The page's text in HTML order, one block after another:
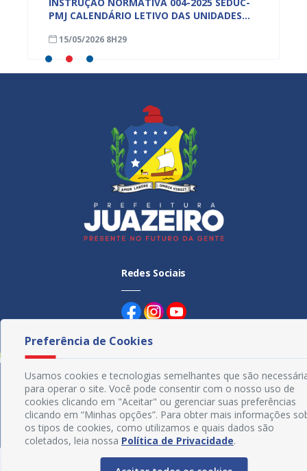
PMJ CALENDÁRIO LETIVO DAS UNIDADES
15/05/2026 8H29
Redes Sociais
© Copyright 2018 - 2021 Prefeitura Municipal de Juazeiro -
BA | Desenvolvido porSOGOTecnologia
Preferência de Cookies
Usamos cookies e tecnologias semelhantes que são
para operar o site. Você pode consentir com o nosso uso de
cookies clicando em "Aceitar" ou gerenciar suas preferências
clicando em “Minhas opções”. Para obter mais informações
os tipos de cookies, como utilizamos e quais dados são
coletados, leia nossa Política de Privacidade.